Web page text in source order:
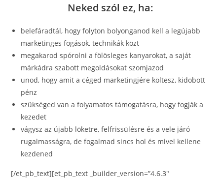
Neked szól ez, ha:
belefáradtál, hogy folyton bolyonganod kell a legújabb
marketinges fogások, technikák közt
megakarod spórolni a fölösleges kanyarokat, a saját
márkádra szabott megoldásokat szomjazod
unod, hogy amit a céged marketingjére költesz, kidobott
pénz
szükséged van a folyamatos támogatásra, hogy fogják a
kezedet
vágysz az újabb löketre, felfrissülésre és a vele járó
rugalmasságra, de fogalmad sincs hol és mivel kellene
kezdened
[/et_pb_text][et_pb_text _builder_version=”4.6.3″